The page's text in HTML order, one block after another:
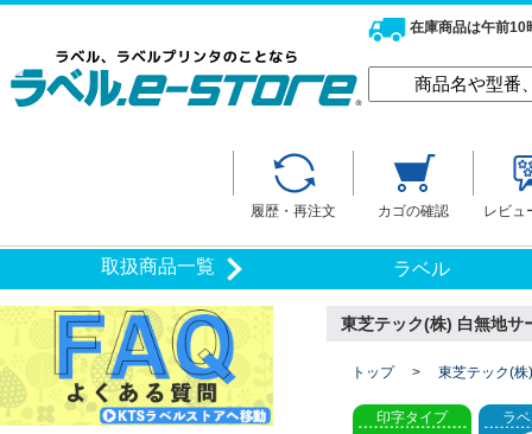
在庫商品は午前10
履歴・再注文 カゴの確認 レビュ
取扱商品一覧 ラベル
東芝テック(株) 白無地